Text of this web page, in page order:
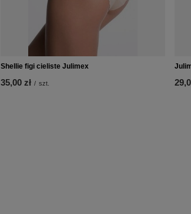
Shellie figi cieliste Julimex
35,00 zł / szt.